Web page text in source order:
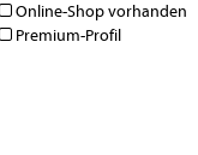
Online-Shop vorhanden
Premium-Profil